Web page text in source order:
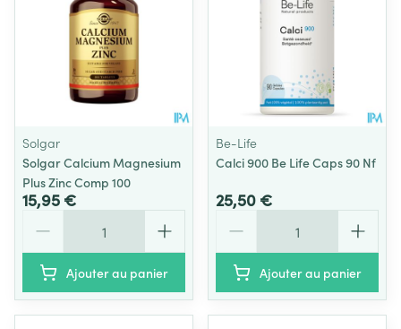
Solgar
Solgar Calcium Magnesium
Plus Zinc Comp 100
15,95 €
Ajouter au panier
Be-Life
Calci 900 Be Life Caps 90 Nf
25,50 €
Ajouter au panier